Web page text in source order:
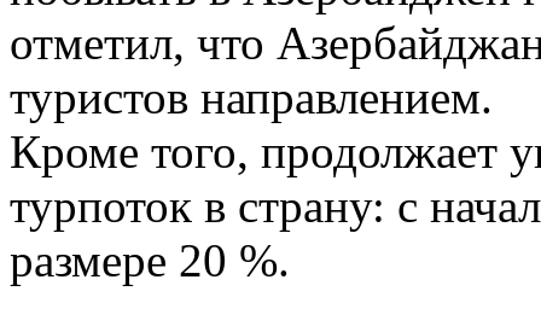
отметил, что
туристов направлением.
Кроме того, продолжает
турпоток в страну: с
размере 20 %.